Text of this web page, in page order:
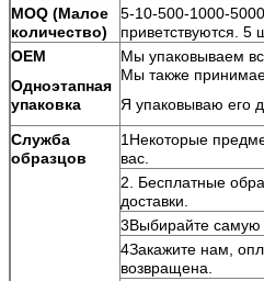
MOQ (Малое
количество)
5-10-500-1000-
приветствуются. 5
OEM
Одноэтапная
упаковка
Мы упаковываем
Мы также
Я упаковываю его
Служба
образцов
1Некоторые
вас.
2. Бесплатные
доставки.
3Выбирайте самую
4Закажите нам,
возвращена.